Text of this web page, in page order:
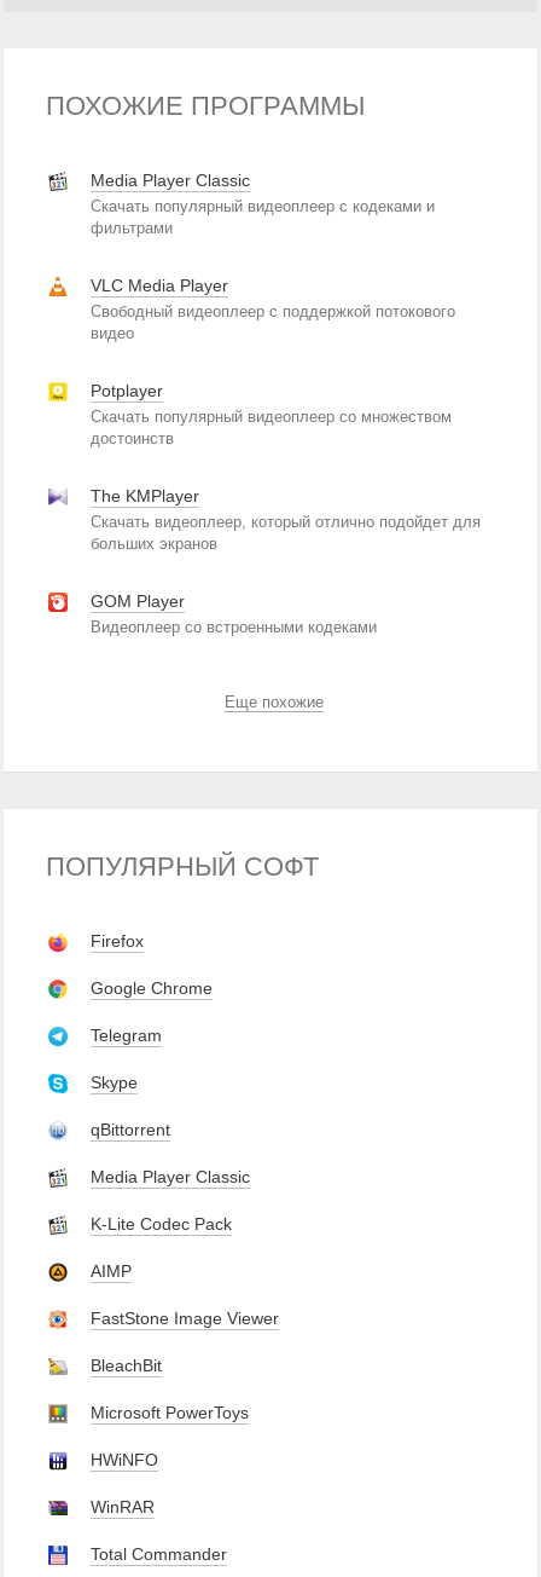
ПОХОЖИЕ ПРОГРАММЫ
Media Player Classic
Скачать популярный видеоплеер с кодеками и
фильтрами
VLC Media Player
Свободный видеоплеер с поддержкой потокового
видео
Potplayer
Скачать популярный видеоплеер со множеством
достоинств
The KMPlayer
Скачать видеоплеер, который отлично подойдет для
больших экранов
GOM Player
Видеоплеер со встроенными кодеками
Еще похожие
ПОПУЛЯРНЫЙ СОФТ
Firefox
Google Chrome
Telegram
Skype
qBittorrent
Media Player Classic
K-Lite Codec Pack
AIMP
FastStone Image Viewer
BleachBit
Microsoft PowerToys
HWiNFO
WinRAR
Total Commander